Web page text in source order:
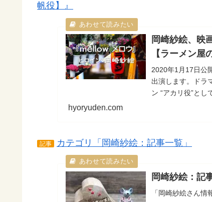
帆役】』
岡崎紗絵、映
【ラーメン屋
2020年1月17日公
出演します。ドラ
ン “アカリ役”と
hyoryuden.com
記事 カテゴリ「岡崎紗絵：記事一覧」
岡崎紗絵：記
「岡崎紗絵さん情